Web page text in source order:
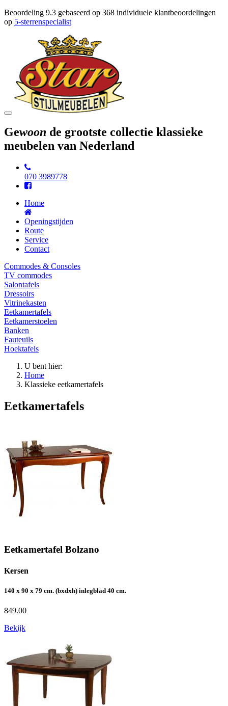
Beoordeling 9.3 gebaseerd op 368 individuele klantbeoordelingen
op 5-sterrenspecialist
Toggle
Gewoon de grootste collectie klassieke
meubelen van Nederland
070 3989778
Home
Openingstijden
Route
Service
Contact
Commodes & Consoles
TV commodes
Salontafels
Dressoirs
Vitrinekasten
Eetkamertafels
Eetkamerstoelen
Banken
Fauteuils
Hoektafels
U bent hier:
Home
Klassieke eetkamertafels
Eetkamertafels
Eetkamertafel Bolzano
Kersen
140 x 90 x 79 cm. (bxdxh) inlegblad 40 cm.
849.00
Bekijk